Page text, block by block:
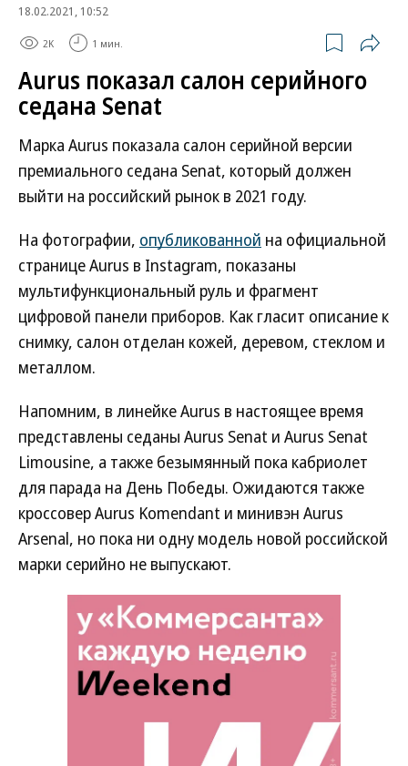
18.02.2021, 10:52
2K 1 мин.
Aurus показал салон серийного
седана Senat
Марка Aurus показала салон серийной версии
премиального седана Senat, который должен
выйти на российский рынок в 2021 году.
На фотографии, опубликованной на официальной
странице Aurus в Instagram, показаны
мультифункциональный руль и фрагмент
цифровой панели приборов. Как гласит описание к
снимку, салон отделан кожей, деревом, стеклом и
металлом.
Напомним, в линейке Aurus в настоящее время
представлены седаны Aurus Senat и Aurus Senat
Limousine, а также безымянный пока кабриолет
для парада на День Победы. Ожидаются также
кроссовер Aurus Komendant и минивэн Aurus
Arsenal, но пока ни одну модель новой российской
марки серийно не выпускают.